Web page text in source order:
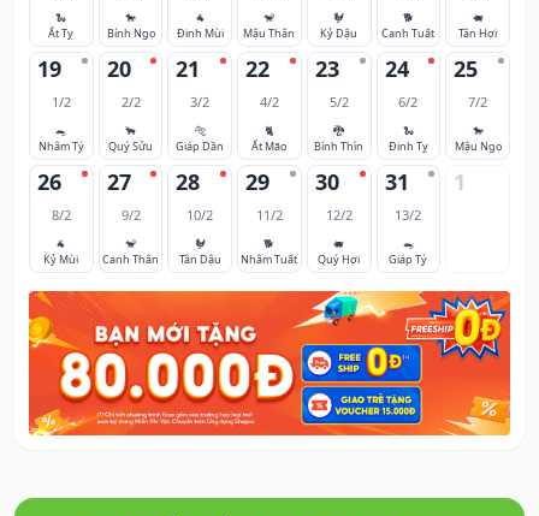
🐍
Ất Tỵ
🐎
Bính Ngọ
🐐
Đinh Mùi
🐒
Mậu Thân
🐓
Kỷ Dậu
🐕
Canh Tuất
🐖
Tân Hợi
19
1/2
🐀
Nhâm Tý
20
2/2
🐂
Quý Sửu
21
3/2
🐅
Giáp Dần
22
4/2
🐈
Ất Mão
23
5/2
🐉
Bính Thìn
24
6/2
🐍
Đinh Tỵ
25
7/2
🐎
Mậu Ngọ
26
8/2
🐐
Kỷ Mùi
27
9/2
🐒
Canh Thân
28
10/2
🐓
Tân Dậu
29
11/2
🐕
Nhâm Tuất
30
12/2
🐖
Quý Hợi
31
13/2
🐀
Giáp Tý
1